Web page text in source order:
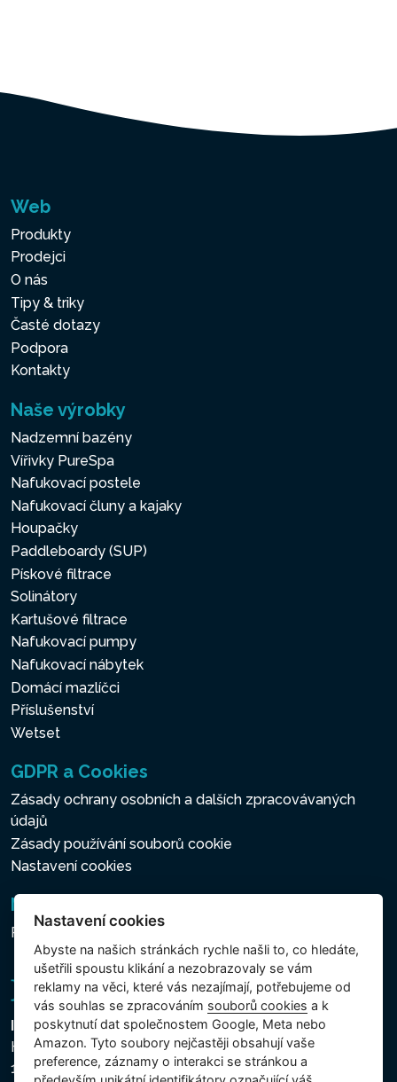
Web
Produkty
Prodejci
O nás
Tipy & triky
Časté dotazy
Podpora
Kontakty
Naše výrobky
Nadzemní bazény
Vířivky PureSpa
Nafukovací postele
Nafukovací čluny a kajaky
Houpačky
Paddleboardy (SUP)
Pískové filtrace
Solinátory
Kartušové filtrace
Nafukovací pumpy
Nafukovací nábytek
Domácí mazlíčci
Příslušenství
Wetset
GDPR a Cookies
Zásady ochrany osobních a dalších zpracovávaných
údajů
Zásady používání souborů cookie
Nastavení cookies
Newsletter
Přihlášení k odběru novinek
Intex Trading, s.r.o.
Hradecká 2526/3
130 00 Praha 3 - Česká republika
Nastavení cookies
Abyste na našich stránkách rychle našli to, co hledáte,
ušetřili spoustu klikání a nezobrazovaly se vám
reklamy na věci, které vás nezajímají, potřebujeme od
vás souhlas se zpracováním souborů cookies a k
poskytnutí dat společnostem Google, Meta nebo
Amazon. Tyto soubory nejčastěji obsahují vaše
preference, záznamy o interakci se stránkou a